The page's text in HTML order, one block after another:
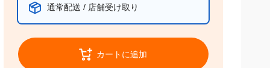
通常配送 / 店舗受け取り
カートに追加